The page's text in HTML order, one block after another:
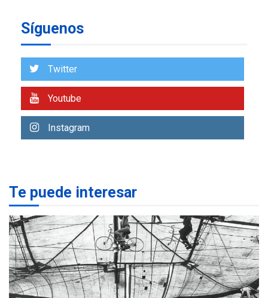
7
2
Margarita será sede de
para aprender a atender
adultos mayores
REGIONALES ÚLTIMA HORA
Mariño fortalece capacidad
operativa con flota
vehicular de 60 unidades
Síguenos
Twitter
Youtube
Instagram
Te puede interesar